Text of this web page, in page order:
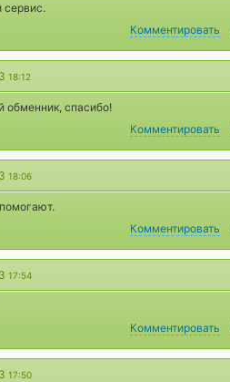
сервис.
Комментировать
18:12
обменник, спасибо!
Комментировать
18:06
Комментировать
17:54
Комментировать
17:50